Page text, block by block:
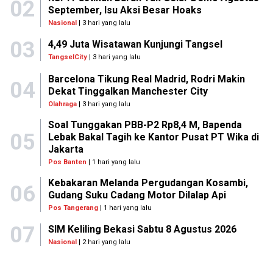
02
September, Isu Aksi Besar Hoaks
Nasional| 3 hari yang lalu
03 4,49 Juta Wisatawan Kunjungi Tangsel
TangselCity | 3 hari yang lalu
04
Barcelona Tikung Real Madrid, Rodri Makin
Dekat Tinggalkan Manchester City
Olahraga| 3 hari yang lalu
05
Soal Tunggakan PBB-P2 Rp8,4 M, Bapenda
Lebak Bakal Tagih ke Kantor Pusat PT Wika di
Jakarta
Pos Banten | 1 hari yang lalu
06
Kebakaran Melanda Pergudangan Kosambi,
Gudang Suku Cadang Motor Dilalap Api
Pos Tangerang| 1 hari yang lalu
07 SIM Keliling Bekasi Sabtu 8 Agustus 2026
Nasional | 2 hari yang lalu